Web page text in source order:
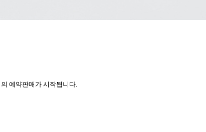
의 예약판매가 시작됩니다